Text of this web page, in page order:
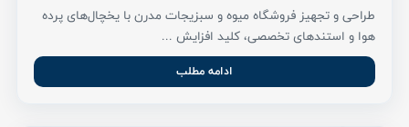
طراحی و تجهیز فروشگاه میوه و سبزیجات مدرن با یخچال‌های پرده
هوا و استندهای تخصصی، کلید افزایش ...
ادامه مطلب